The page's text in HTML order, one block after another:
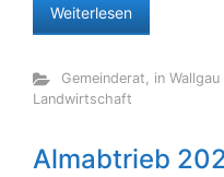
Weiterlesen
Gemeinderat, in Wallgau
Landwirtschaft
Almabtrieb